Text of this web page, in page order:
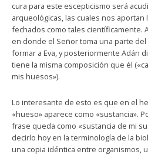
cura para este escepticismo será
arqueológicas, las cuales nos
fechados como tales científicamente.
en donde el Señor toma una parte
formar a Eva, y posteriormente Adán
tiene la misma composición que él
mis huesos»).
Lo interesante de esto es que en el
«hueso» aparece como «sustancia».
frase queda como «sustancia de mi
decirlo hoy en la terminología de la
una copia idéntica entre organismos,